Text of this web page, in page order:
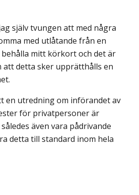
själv tvungen att med några
med ut­låtande från en
mitt körkort och det är
att detta sker upprätthålls en
en utredning om införandet av
för privat­personer är
även vara pådrivande
detta till standard inom hela